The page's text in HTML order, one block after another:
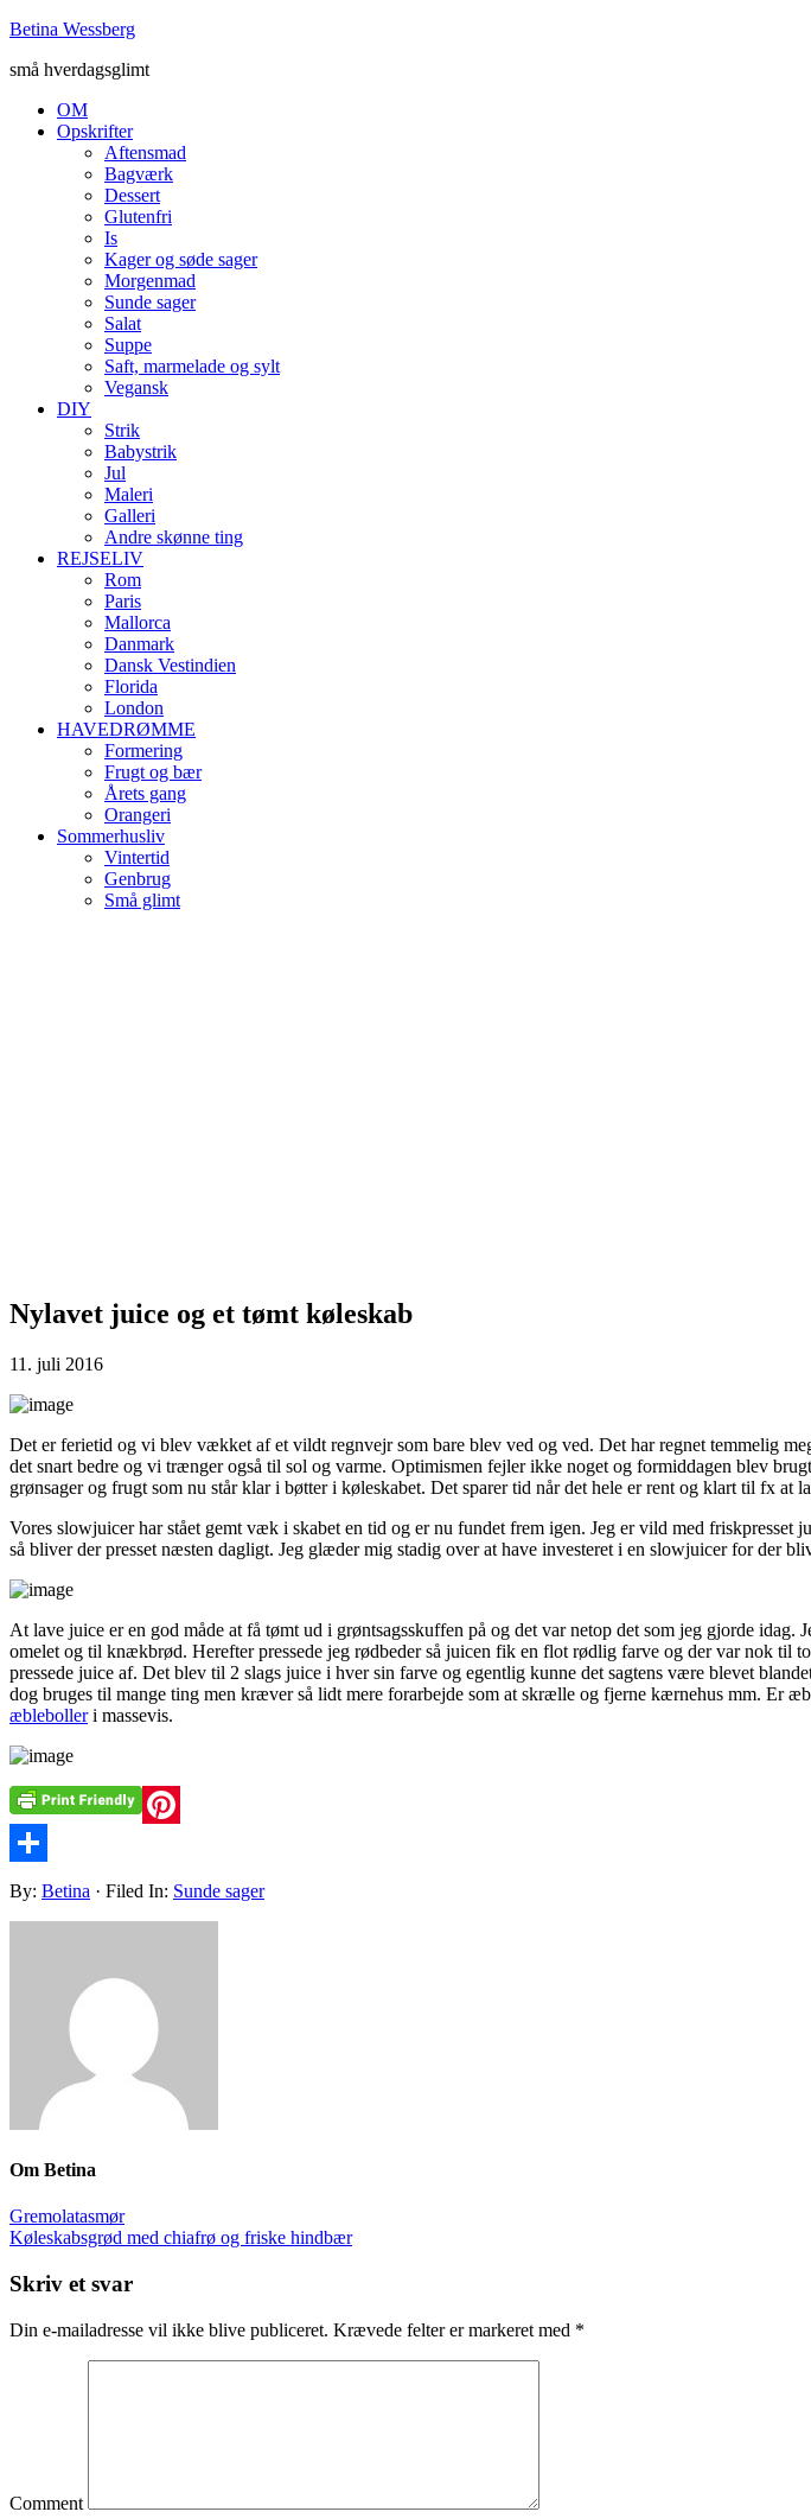
Betina Wessberg
små hverdagsglimt
OM
Opskrifter
Aftensmad
Bagværk
Dessert
Glutenfri
Is
Kager og søde sager
Morgenmad
Sunde sager
Salat
Suppe
Saft, marmelade og sylt
Vegansk
DIY
Strik
Babystrik
Jul
Maleri
Galleri
Andre skønne ting
REJSELIV
Rom
Paris
Mallorca
Danmark
Dansk Vestindien
Florida
London
HAVEDRØMME
Formering
Frugt og bær
Årets gang
Orangeri
Sommerhusliv
Vintertid
Genbrug
Små glimt
Nylavet juice og et tømt køleskab
11. juli 2016
Det er ferietid og vi blev vækket af et vildt regnvejr som bare blev ved og ved. Det har regnet temmelig
det snart bedre og vi trænger også til sol og varme. Optimismen fejler ikke noget og formiddagen blev
grønsager og frugt som nu står klar i bøtter i køleskabet. Det sparer tid når det hele er rent og klart til fx at
Vores slowjuicer har stået gemt væk i skabet en tid og er nu fundet frem igen. Jeg er vild med
så bliver der presset næsten dagligt. Jeg glæder mig stadig over at have investeret i en slowjuicer for der
At lave juice er en god måde at få tømt ud i grøntsagsskuffen på og det var netop det som jeg gjorde
omelet og til knækbrød. Herefter pressede jeg rødbeder så juicen fik en flot rødlig farve og der var nok til
pressede juice af. Det blev til 2 slags juice i hver sin farve og egentlig kunne det sagtens være blevet
dog bruges til mange ting men kræver så lidt mere forarbejde som at skrælle og fjerne kærnehus mm. Er
æblebolleri massevis.
Pinterest
Share
By: Betina · Filed In: Sunde sager
Om Betina
Gremolatasmør
Køleskabsgrød med chiafrø og friske hindbær
Skriv et svar
Din e-mailadresse vil ikke blive publiceret. Krævede felter er markeret med *
Comment